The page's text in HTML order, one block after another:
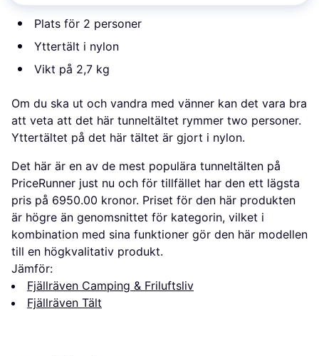
Plats för 2 personer
Yttertält i nylon
Vikt på 2,7 kg
Om du ska ut och vandra med vänner kan det vara bra
att veta att det här tunneltältet rymmer two personer.
Yttertältet på det här tältet är gjort i nylon.
Det här är en av de mest populära tunneltälten på
PriceRunner just nu och för tillfället har den ett lägsta
pris på 6950.00 kronor. Priset för den här produkten
är högre än genomsnittet för kategorin, vilket i
kombination med sina funktioner gör den här modellen
till en högkvalitativ produkt.
Jämför:
Fjällräven Camping & Friluftsliv
Fjällräven Tält